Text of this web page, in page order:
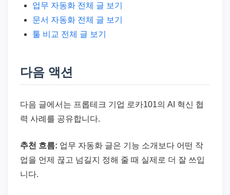
업무 자동화 전체 글 보기
문서 자동화 전체 글 보기
툴 비교 전체 글 보기
다음 액션
다음 글에서는 프롭테크 기업 로카101의 AI 혁신 협
력 사례를 공유합니다.
추천 흐름: 업무 자동화 글은 기능 소개보다 어떤 작
업을 언제 끊고 넘길지 정해 줄 때 실제로 더 잘 쓰입
니다.